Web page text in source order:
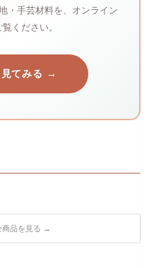
・手芸材料を、オンライン
ください。
てみる →
商品を見る →